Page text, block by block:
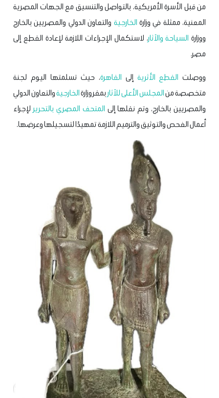
من قبل الأسرة الأمريكية، بالتواصل والتنسيق مع الجهات المصرية
المعنية، ممثلة في وزارة الخارجية والتعاون الدولي والمصريين بالخارج
ووزارة السياحة والآثار، لاستكمال الإجراءات اللازمة لإعادة القطع إلى
مصر.
ووصلت القطع الأثرية إلى القاهرة، حيث تسلمتها اليوم لجنة
متخصصة منالمجلس الأعلى للآثاربمقر وزارةالخارجيةوالتعاون الدولي
والمصريين بالخارج، وتم نقلها إلى المتحف المصري بالتحرير لإجراء
أعمال الفحص والتوثيق والترميم اللازمة تمهيدًا لتسجيلها وعرضها.